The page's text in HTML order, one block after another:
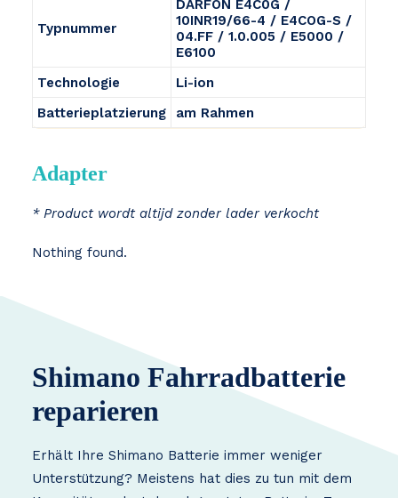
Typnummer
DARFON E4C0G /
10INR19/66-4 / E4COG-S /
04.FF / 1.0.005 / E5000 /
E6100
Technologie
Li-ion
Batterieplatzierung
am Rahmen
Adapter
* Product wordt altijd zonder lader verkocht
Nothing found.
Shimano Fahrradbatterie
reparieren
Erhält Ihre Shimano Batterie immer weniger
Unterstützung? Meistens hat dies zu tun mit dem